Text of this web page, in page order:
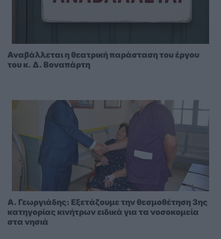
Αναβάλλεται η θεατρική παράσταση του έργου
του κ. Δ. Βοναπάρτη
A. Γεωργιάδης: Eξετάζουμε την θεσμοθέτηση 3ης
κατηγορίας κινήτρων ειδικά για τα νοσοκομεία
στα νησιά